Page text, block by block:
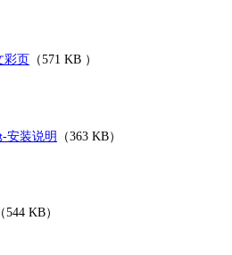
彩页 （571 KB ）
安装说明 （363 KB）
（544 KB）